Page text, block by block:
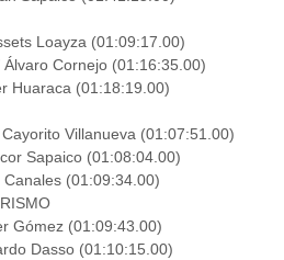
Loayza (01:09:17.00)
Cornejo (01:16:35.00)
Huaraca (01:18:19.00)
Villanueva (01:07:51.00)
Sapaico (01:08:04.00)
Canales (01:09:34.00)
Gómez (01:09:43.00)
Dasso (01:10:15.00)